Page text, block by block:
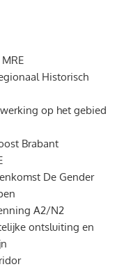
Historisch
op het gebied
Brabant
De Gender
A2/N2
ontsluiting en